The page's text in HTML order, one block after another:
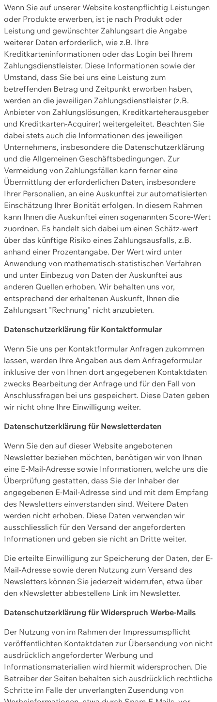
Wenn Sie auf unserer Website kostenpflichtig Leistungen
oder Produkte erwerben, ist je nach Produkt oder
Leistung und gewünschter Zahlungsart die Angabe
weiterer Daten erforderlich, wie z.B. Ihre
Kreditkarteninformationen oder das Login bei Ihrem
Zahlungsdienstleister. Diese Informationen sowie der
Umstand, dass Sie bei uns eine Leistung zum
betreffenden Betrag und Zeitpunkt erworben haben,
werden an die jeweiligen Zahlungsdienstleister (z.B.
Anbieter von Zahlungslösungen, Kreditkarteherausgeber
und Kreditkarten-Acquirer) weitergeleitet. Beachten Sie
dabei stets auch die Informationen des jeweiligen
Unternehmens, insbesondere die Datenschutzerklärung
und die Allgemeinen Geschäftsbedingungen. Zur
Vermeidung von Zahlungsfällen kann ferner eine
Übermittlung der erforderlichen Daten, insbesondere
Ihrer Personalien, an eine Auskunftei zur automatisierten
Einschätzung Ihrer Bonität erfolgen. In diesem Rahmen
kann Ihnen die Auskunftei einen sogenannten Score-Wert
zuordnen. Es handelt sich dabei um einen Schätz-wert
über das künftige Risiko eines Zahlungsausfalls, z.B.
anhand einer Prozentangabe. Der Wert wird unter
Anwendung von mathematisch-statistischen Verfahren
und unter Einbezug von Daten der Auskunftei aus
anderen Quellen erhoben. Wir behalten uns vor,
entsprechend der erhaltenen Auskunft, Ihnen die
Zahlungsart "Rechnung" nicht anzubieten.
Datenschutzerklärung für Kontaktformular
Wenn Sie uns per Kontaktformular Anfragen zukommen
lassen, werden Ihre Angaben aus dem Anfrageformular
inklusive der von Ihnen dort angegebenen Kontaktdaten
zwecks Bearbeitung der Anfrage und für den Fall von
Anschlussfragen bei uns gespeichert. Diese Daten geben
wir nicht ohne Ihre Einwilligung weiter.
Datenschutzerklärung für Newsletterdaten
Wenn Sie den auf dieser Website angebotenen
Newsletter beziehen möchten, benötigen wir von Ihnen
eine E-Mail-Adresse sowie Informationen, welche uns die
Überprüfung gestatten, dass Sie der Inhaber der
angegebenen E-Mail-Adresse sind und mit dem Empfang
des Newsletters einverstanden sind. Weitere Daten
werden nicht erhoben. Diese Daten verwenden wir
ausschliesslich für den Versand der angeforderten
Informationen und geben sie nicht an Dritte weiter.
Die erteilte Einwilligung zur Speicherung der Daten, der E-
Mail-Adresse sowie deren Nutzung zum Versand des
Newsletters können Sie jederzeit widerrufen, etwa über
den «Newsletter abbestellen» Link im Newsletter.
Datenschutzerklärung für Widerspruch Werbe-Mails
Der Nutzung von im Rahmen der Impressumspflicht
veröffentlichten Kontaktdaten zur Übersendung von nicht
ausdrücklich angeforderter Werbung und
Informationsmaterialien wird hiermit widersprochen. Die
Betreiber der Seiten behalten sich ausdrücklich rechtliche
Schritte im Falle der unverlangten Zusendung von